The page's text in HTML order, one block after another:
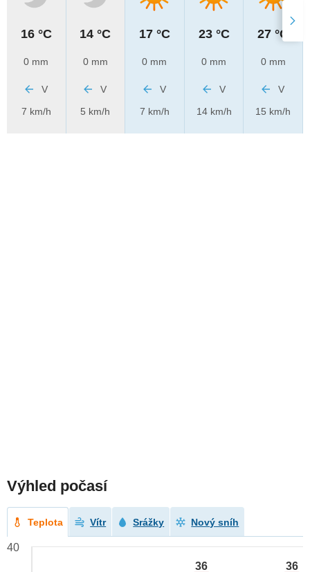
16 °C
0 mm
V
7 km/h
14 °C
0 mm
V
5 km/h
17 °C
0 mm
V
7 km/h
23 °C
0 mm
V
14 km/h
27 °C
0 mm
V
15 km/h
Výhled počasí
Teplota Vítr Srážky Nový sníh
36 36
40